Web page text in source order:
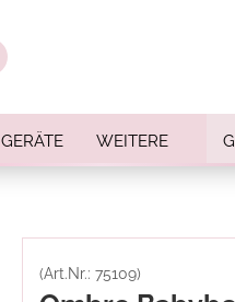
Suche...
GERÄTE WEITERE
(Art.Nr.: 75109)